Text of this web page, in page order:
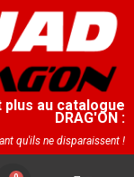
au catalogue
DRAG'ON :
qu'ils ne disparaissent !